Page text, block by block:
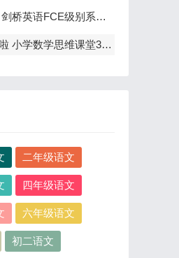
语FCE级别系统课+真题课(240讲全)
小学数学思维课堂35讲
二年级语文
四年级语文
六年级语文
初二语文